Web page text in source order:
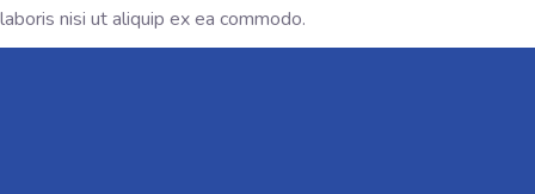
laboris nisi ut aliquip ex ea commodo.